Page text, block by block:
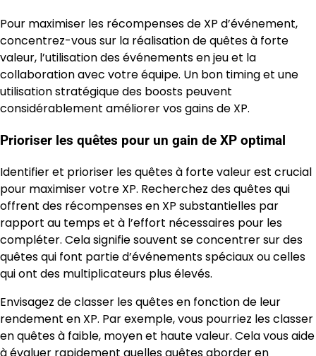
Pour maximiser les récompenses de XP d’événement,
concentrez-vous sur la réalisation de quêtes à forte
valeur, l’utilisation des événements en jeu et la
collaboration avec votre équipe. Un bon timing et une
utilisation stratégique des boosts peuvent
considérablement améliorer vos gains de XP.
Prioriser les quêtes pour un gain de XP optimal
Identifier et prioriser les quêtes à forte valeur est crucial
pour maximiser votre XP. Recherchez des quêtes qui
offrent des récompenses en XP substantielles par
rapport au temps et à l’effort nécessaires pour les
compléter. Cela signifie souvent se concentrer sur des
quêtes qui font partie d’événements spéciaux ou celles
qui ont des multiplicateurs plus élevés.
Envisagez de classer les quêtes en fonction de leur
rendement en XP. Par exemple, vous pourriez les classer
en quêtes à faible, moyen et haute valeur. Cela vous aide
à évaluer rapidement quelles quêtes aborder en